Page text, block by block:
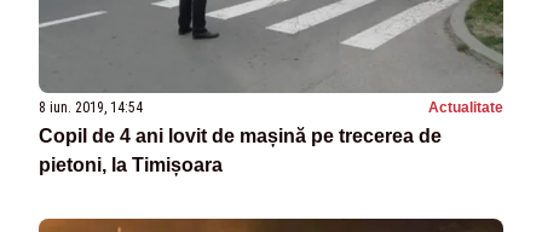
8 iun. 2019, 14:54 Actualitate
Copil de 4 ani lovit de mașină pe trecerea de
pietoni, la Timișoara